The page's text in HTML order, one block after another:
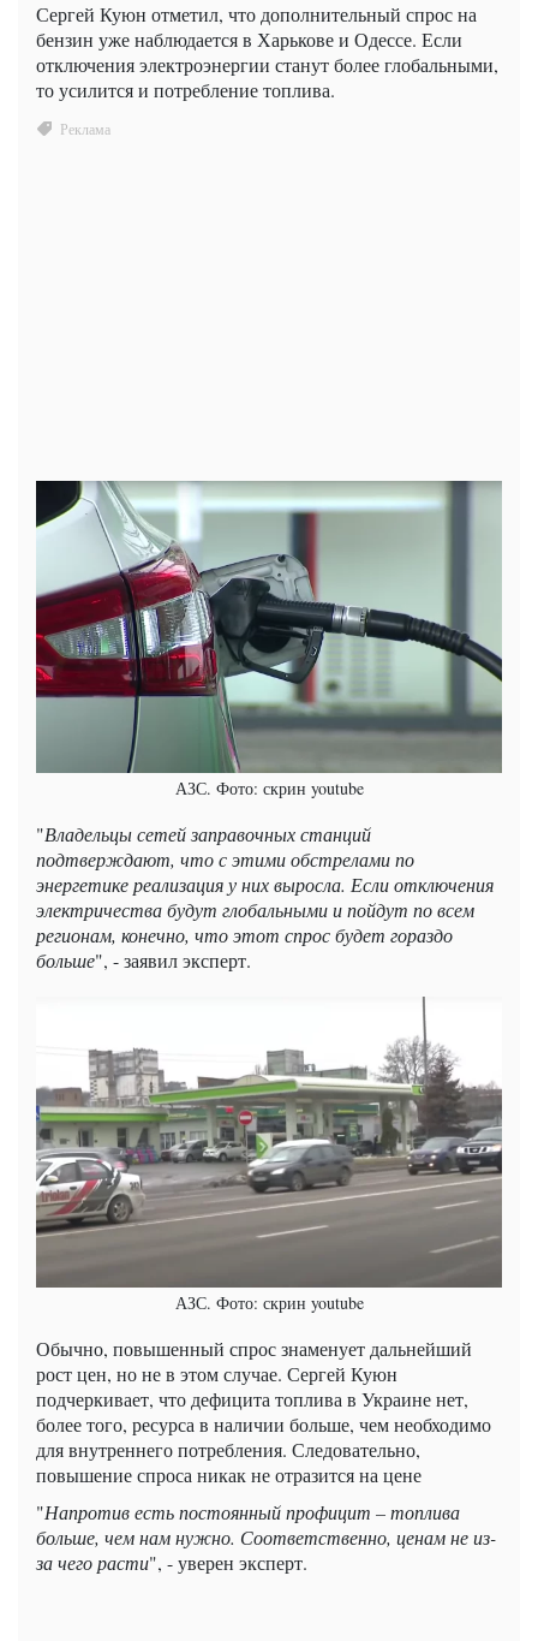
Сергей Куюн отметил, что дополнительный спрос на
бензин уже наблюдается в Харькове и Одессе. Если
отключения электроэнергии станут более глобальными,
то усилится и потребление топлива.
АЗС. Фото: скрин youtube
"Владельцы сетей заправочных станций
подтверждают, что с этими обстрелами по
энергетике реализация у них выросла. Если отключения
электричества будут глобальными и пойдут по всем
регионам, конечно, что этот спрос будет гораздо
больше", - заявил эксперт.
АЗС. Фото: скрин youtube
Обычно, повышенный спрос знаменует дальнейший
рост цен, но не в этом случае. Сергей Куюн
подчеркивает, что дефицита топлива в Украине нет,
более того, ресурса в наличии больше, чем необходимо
для внутреннего потребления. Следовательно,
повышение спроса никак не отразится на цене
"Напротив есть постоянный профицит – топлива
больше, чем нам нужно. Соответственно, ценам не из-
за чего расти", - уверен эксперт.